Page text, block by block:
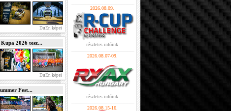
DuEn képei
2026 tesz...
DuEn képei
Fest...
2026.08.09.
részletes infóink
2026.08.07-09.
részletes infóink
2026.08.15-16.